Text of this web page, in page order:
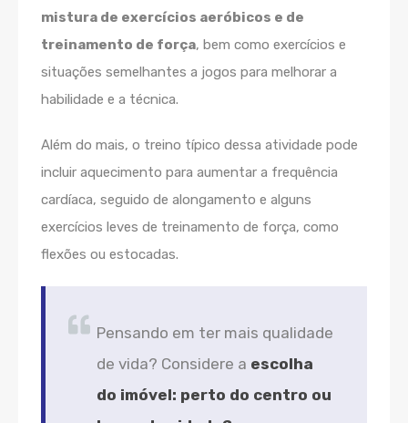
mistura de exercícios aeróbicos e de
treinamento de força, bem como exercícios e
situações semelhantes a jogos para melhorar a
habilidade e a técnica.
Além do mais, o treino típico dessa atividade pode
incluir aquecimento para aumentar a frequência
cardíaca, seguido de alongamento e alguns
exercícios leves de treinamento de força, como
flexões ou estocadas.
Pensando em ter mais qualidade
de vida? Considere a escolha
do imóvel: perto do centro ou